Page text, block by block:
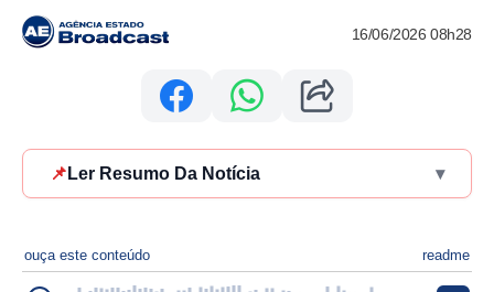
16/06/2026 08h28
📌 Ler Resumo Da Notícia ▾
ouça este conteúdo readme